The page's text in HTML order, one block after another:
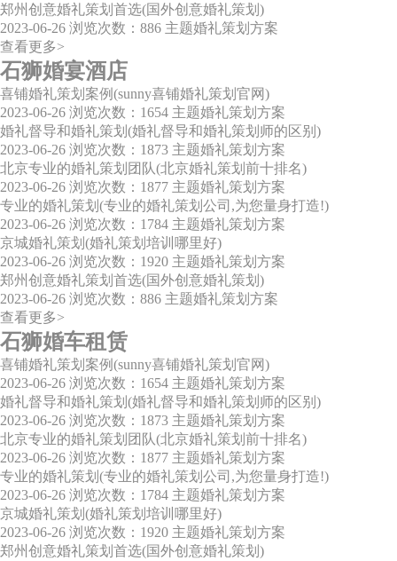
郑州创意婚礼策划首选(国外创意婚礼策划)
2023-06-26 浏览次数：886 主题婚礼策划方案
查看更多>
石狮婚宴酒店
喜铺婚礼策划案例(sunny喜铺婚礼策划官网)
2023-06-26 浏览次数：1654 主题婚礼策划方案
婚礼督导和婚礼策划(婚礼督导和婚礼策划师的区别)
2023-06-26 浏览次数：1873 主题婚礼策划方案
北京专业的婚礼策划团队(北京婚礼策划前十排名)
2023-06-26 浏览次数：1877 主题婚礼策划方案
专业的婚礼策划(专业的婚礼策划公司,为您量身打造!)
2023-06-26 浏览次数：1784 主题婚礼策划方案
京城婚礼策划(婚礼策划培训哪里好)
2023-06-26 浏览次数：1920 主题婚礼策划方案
郑州创意婚礼策划首选(国外创意婚礼策划)
2023-06-26 浏览次数：886 主题婚礼策划方案
查看更多>
石狮婚车租赁
喜铺婚礼策划案例(sunny喜铺婚礼策划官网)
2023-06-26 浏览次数：1654 主题婚礼策划方案
婚礼督导和婚礼策划(婚礼督导和婚礼策划师的区别)
2023-06-26 浏览次数：1873 主题婚礼策划方案
北京专业的婚礼策划团队(北京婚礼策划前十排名)
2023-06-26 浏览次数：1877 主题婚礼策划方案
专业的婚礼策划(专业的婚礼策划公司,为您量身打造!)
2023-06-26 浏览次数：1784 主题婚礼策划方案
京城婚礼策划(婚礼策划培训哪里好)
2023-06-26 浏览次数：1920 主题婚礼策划方案
郑州创意婚礼策划首选(国外创意婚礼策划)